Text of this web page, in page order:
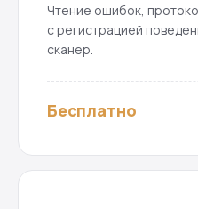
Чтение ошибок,
с регистрацией
сканер.
Бесплатно